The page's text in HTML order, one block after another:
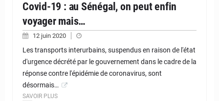
Covid-19 : au Sénégal, on peut enfin
voyager mais…
12 juin 2020
Les transports interurbains, suspendus en raison de l'état
d'urgence décrété par le gouvernement dans le cadre de la
réponse contre l'épidémie de coronavirus, sont
désormais…
SAVOIR PLUS